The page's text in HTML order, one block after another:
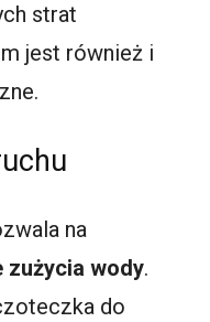
strat
jest również i
na
zużycia wody.
do